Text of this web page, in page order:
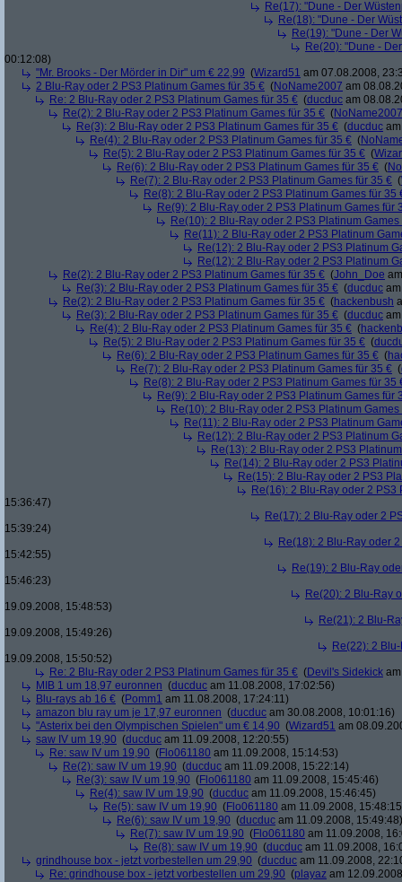
Re(17): "Dune - Der
Re(18): "Dune - Der
Re(19): "Dune - Der
Re(20): "Dune -
00:12:08)
"Mr. Brooks - Der Mörder in Dir" um € 22,99 (Wizard51 am 07.08.2008,
2 Blu-Ray oder 2 PS3 Platinum Games für 35 € (NoName2007 am
Re: 2 Blu-Ray oder 2 PS3 Platinum Games für 35 € (ducduc am
Re(2): 2 Blu-Ray oder 2 PS3 Platinum Games für 35 € (NoName2007
Re(3): 2 Blu-Ray oder 2 PS3 Platinum Games für 35 € (ducduc
Re(4): 2 Blu-Ray oder 2 PS3 Platinum Games für 35 € (
Re(5): 2 Blu-Ray oder 2 PS3 Platinum Games für 35 € (
Re(6): 2 Blu-Ray oder 2 PS3 Platinum Games für 35 € (
Re(7): 2 Blu-Ray oder 2 PS3 Platinum Games für 35 € (
Re(8): 2 Blu-Ray oder 2 PS3 Platinum Games für 35
Re(9): 2 Blu-Ray oder 2 PS3 Platinum Games für
Re(10): 2 Blu-Ray oder 2 PS3 Platinum Games
Re(11): 2 Blu-Ray oder 2 PS3 Platinum
Re(12): 2 Blu-Ray oder 2 PS3 Platinum
Re(12): 2 Blu-Ray oder 2 PS3 Platinum
Re(2): 2 Blu-Ray oder 2 PS3 Platinum Games für 35 € (John_Doe
Re(3): 2 Blu-Ray oder 2 PS3 Platinum Games für 35 € (ducduc
Re(2): 2 Blu-Ray oder 2 PS3 Platinum Games für 35 € (hackenbush
Re(3): 2 Blu-Ray oder 2 PS3 Platinum Games für 35 € (ducduc
Re(4): 2 Blu-Ray oder 2 PS3 Platinum Games für 35 € (
Re(5): 2 Blu-Ray oder 2 PS3 Platinum Games für 35 € (
Re(6): 2 Blu-Ray oder 2 PS3 Platinum Games für 35 € (
Re(7): 2 Blu-Ray oder 2 PS3 Platinum Games für 35 € (
Re(8): 2 Blu-Ray oder 2 PS3 Platinum Games für 35
Re(9): 2 Blu-Ray oder 2 PS3 Platinum Games für
Re(10): 2 Blu-Ray oder 2 PS3 Platinum Games
Re(11): 2 Blu-Ray oder 2 PS3 Platinum
Re(12): 2 Blu-Ray oder 2 PS3 Platinum
Re(13): 2 Blu-Ray oder 2 PS3
Re(14): 2 Blu-Ray oder 2 PS3
Re(15): 2 Blu-Ray oder 2 PS3
Re(16): 2 Blu-Ray oder 2 PS3
15:36:47)
Re(17): 2 Blu-Ray oder 2
15:39:24)
Re(18): 2 Blu-Ray oder
15:42:55)
Re(19): 2 Blu-Ray
15:46:23)
Re(20): 2 Blu-Ray
19.09.2008, 15:48:53)
Re(21): 2 Blu-
19.09.2008, 15:49:26)
Re(22): 2
19.09.2008, 15:50:52)
Re: 2 Blu-Ray oder 2 PS3 Platinum Games für 35 € (Devil's Sidekick
MIB 1 um 18,97 euronnen (ducduc am 11.08.2008, 17:02:56)
Blu-rays ab 16 € (Pomm1 am 11.08.2008, 17:24:11)
amazon blu ray um je 17,97 euronnen (ducduc am 30.08.2008, 10:01:16)
"Asterix bei den Olympischen Spielen" um € 14,90 (Wizard51 am
saw IV um 19,90 (ducduc am 11.09.2008, 12:20:55)
Re: saw IV um 19,90 (Flo061180 am 11.09.2008, 15:14:53)
Re(2): saw IV um 19,90 (ducduc am 11.09.2008, 15:22:14)
Re(3): saw IV um 19,90 (Flo061180 am 11.09.2008, 15:45:46)
Re(4): saw IV um 19,90 (ducduc am 11.09.2008, 15:46:45)
Re(5): saw IV um 19,90 (Flo061180 am 11.09.2008,
Re(6): saw IV um 19,90 (ducduc am 11.09.2008, 15:49:48)
Re(7): saw IV um 19,90 (Flo061180 am 11.09.2008,
Re(8): saw IV um 19,90 (ducduc am 11.09.2008,
grindhouse box - jetzt vorbestellen um 29,90 (ducduc am 11.09.2008,
Re: grindhouse box - jetzt vorbestellen um 29,90 (playaz am